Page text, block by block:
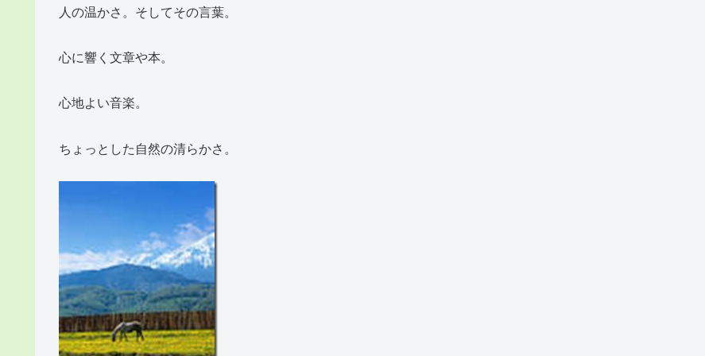
人の温かさ。そしてその言葉。
心に響く文章や本。
心地よい音楽。
ちょっとした自然の清らかさ。